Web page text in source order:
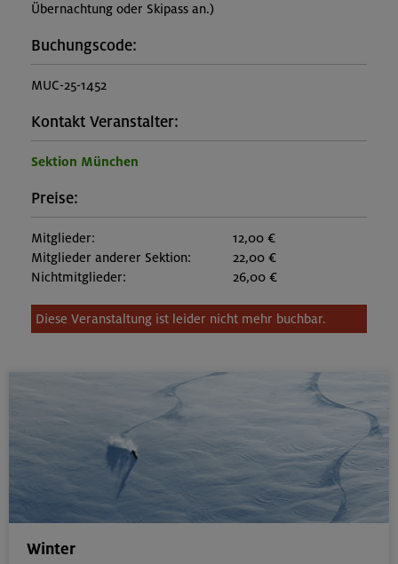
Übernachtung oder Skipass an.)
Buchungscode:
MUC-25-1452
Kontakt Veranstalter:
Sektion München
Preise:
Mitglieder:
12,00 €
Mitglieder anderer Sektion:
22,00 €
Nichtmitglieder:
26,00 €
Diese Veranstaltung ist leider nicht mehr buchbar.
Winter